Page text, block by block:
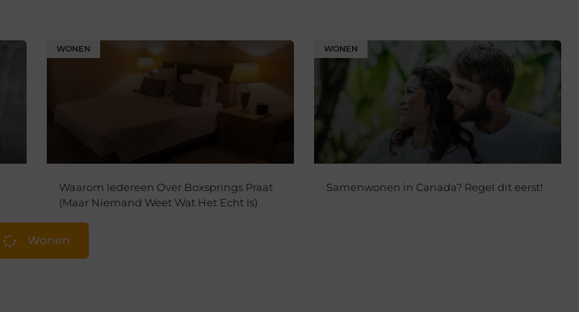
WONEN
Waarom Iedereen Over Boxsprings Praat
(Maar Niemand Weet Wat Het Echt Is)
WONEN
Samenwonen in Canada? Regel dit eerst!
Wonen